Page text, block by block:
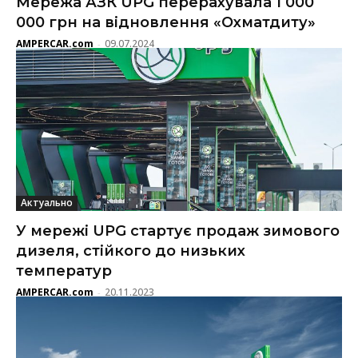
000 грн на відновлення «Охматдиту»
AMPERCAR.com - 09.07.2024
Актуально
У мережі UPG стартує продаж зимового
дизеля, стійкого до низьких
температур
AMPERCAR.com - 20.11.2023